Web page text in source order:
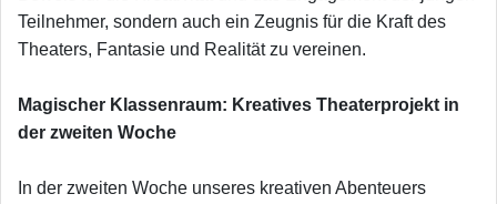
Teilnehmer, sondern auch ein Zeugnis für die Kraft des
Theaters, Fantasie und Realität zu vereinen.
Magischer Klassenraum: Kreatives Theaterprojekt in
der zweiten Woche
In der zweiten Woche unseres kreativen Abenteuers